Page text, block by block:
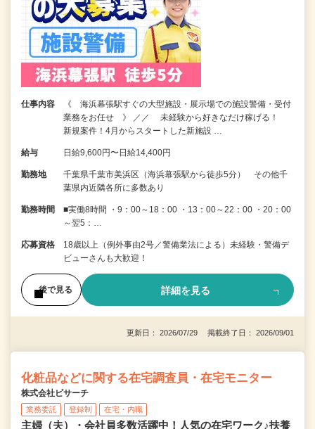
仕事内容
《 海浜幕張駅すぐの大型施設・展示場での施設警備・受付
業務をお任せ 》 ／／ 未経験から好きなだけ稼げる！
新規案件！4月からスタートした新施設 …
給与 日給9,600円〜日給14,400円
勤務地
千葉県千葉市美浜区（海浜幕張駅から徒歩5分） その他千
葉県内近隣各所に多数あり
勤務時間
■実働8時間 ・9：00～18：00 ・13：00～22：00 ・20：00
～翌5：…
応募資格
18歳以上（例外事由2号／警備業法による）未経験・警備デ
ビューさんも大歓迎！
後で見る 詳細を見る
更新日： 2026/07/29 掲載終了日： 2026/09/01
化粧品などに関する在宅調査員・在宅モニター
株式会社ビサーチ
業務委託 登録制 在宅・内職
主婦（夫）・会社員多数活躍中！人気の在宅ワーク♪扶養